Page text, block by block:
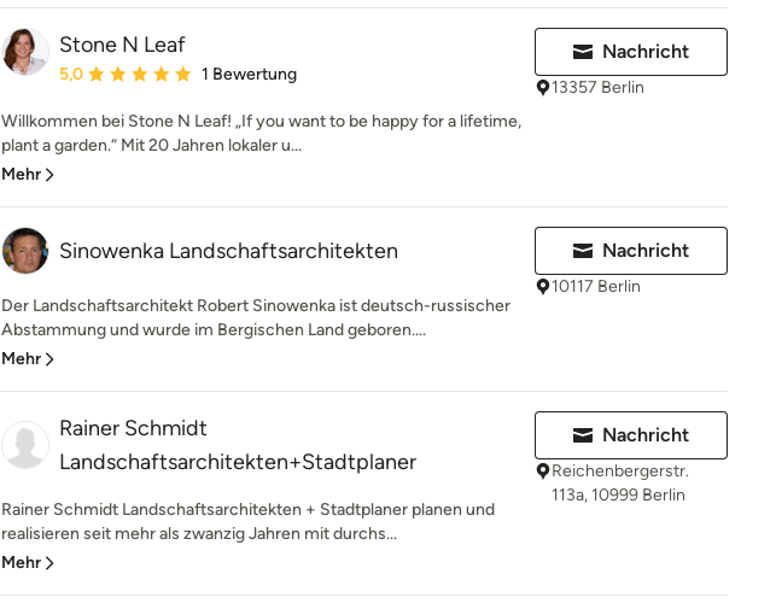
Stone N Leaf
Durchschnittliche Bewertung: 5 von 5 Sternen
5,0 1 Bewertung
Willkommen bei Stone N Leaf! „If you want to be happy for a lifetime,
plant a garden.“ Mit 20 Jahren lokaler u...
Mehr
Nachricht
13357 Berlin
Sinowenka Landschaftsarchitekten
Der Landschaftsarchitekt Robert Sinowenka ist deutsch-russischer
Abstammung und wurde im Bergischen Land geboren....
Mehr
Nachricht
10117 Berlin
Rainer Schmidt
Landschaftsarchitekten+Stadtplaner
Rainer Schmidt Landschaftsarchitekten + Stadtplaner planen und
realisieren seit mehr als zwanzig Jahren mit durchs...
Mehr
Nachricht
Reichenbergerstr.
113a, 10999 Berlin